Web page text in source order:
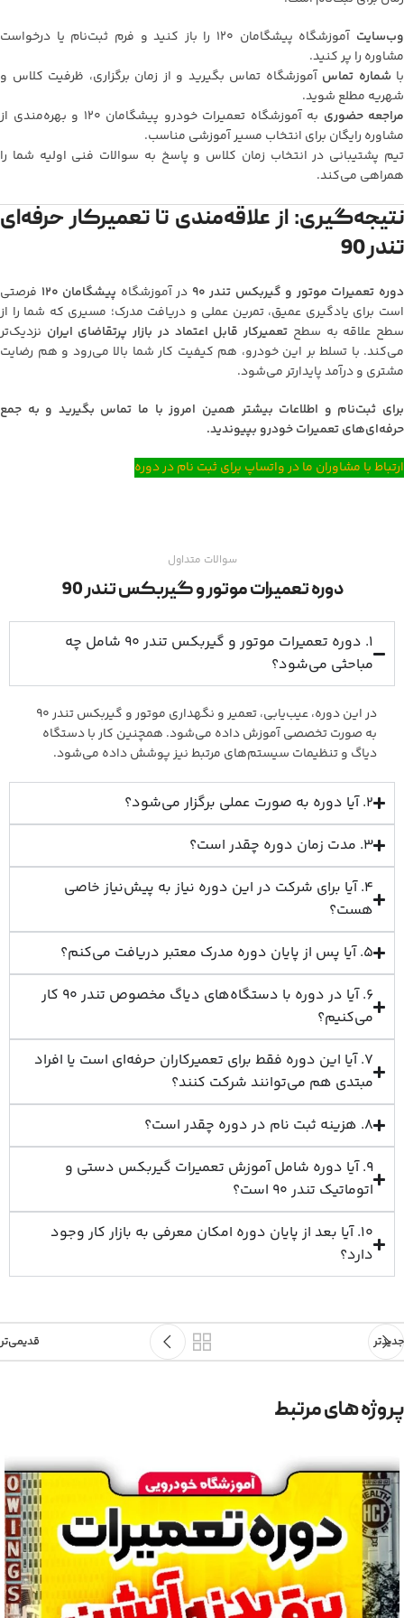
وب‌سایت
آموزشگاه پیشگامان 120 را باز کنید و فرم ثبت‌نام یا درخواست
مشاوره را پر کنید.
با شماره تماس آموزشگاه تماس بگیرید و از زمان برگزاری، ظرفیت کلاس و
شهریه مطلع شوید.
مراجعه حضوری
به آموزشگاه تعمیرات خودرو پیشگامان 120 و بهره‌مندی از
مشاوره رایگان برای انتخاب مسیر آموزشی مناسب.
تیم پشتیبانی در انتخاب زمان کلاس و پاسخ به سوالات فنی اولیه شما را
همراهی می‌کند.
نتیجه‌گیری: از علاقه‌مندی تا تعمیرکار حرفه‌ای
تندر 90
دوره تعمیرات موتور و گیربکس تندر 90 در آموزشگاه پیشگامان 120
فرصتی
است برای یادگیری عمیق، تمرین عملی و دریافت مدرک؛ مسیری که شما را از
سطح علاقه به سطح تعمیرکار قابل اعتماد در بازار پرتقاضای ایران نزدیک‌تر
می‌کند. با تسلط بر این خودرو، هم کیفیت کار شما بالا می‌رود و هم رضایت
مشتری و درآمد پایدارتر می‌شود.
برای ثبت‌نام و اطلاعات بیشتر همین امروز با ما تماس بگیرید و به جمع
حرفه‌ای‌های تعمیرات خودرو بپیوندید.
ارتباط با مشاوران ما در واتساپ برای ثبت نام در دوره
سوالات متداول
دوره تعمیرات موتور و گیربکس تندر 90
1. دوره تعمیرات موتور و گیربکس تندر 90 شامل چه
مباحثی می‌شود؟
در این دوره، عیب‌یابی، تعمیر و نگهداری موتور و گیربکس تندر 90
به صورت تخصصی آموزش داده می‌شود. همچنین کار با دستگاه
دیاگ و تنظیمات سیستم‌های مرتبط نیز پوشش داده می‌شود.
2. آیا دوره به صورت عملی برگزار می‌شود؟
3. مدت زمان دوره چقدر است؟
4. آیا برای شرکت در این دوره نیاز به پیش‌نیاز خاصی
هست؟
5. آیا پس از پایان دوره مدرک معتبر دریافت می‌کنم؟
6. آیا در دوره با دستگاه‌های دیاگ مخصوص تندر 90 کار
می‌کنیم؟
7. آیا این دوره فقط برای تعمیرکاران حرفه‌ای است یا افراد
مبتدی هم می‌توانند شرکت کنند؟
8. هزینه ثبت نام در دوره چقدر است؟
9. آیا دوره شامل آموزش تعمیرات گیربکس دستی و
اتوماتیک تندر 90 است؟
10. آیا بعد از پایان دوره امکان معرفی به بازار کار وجود
دارد؟
جدیدتر قدیمی‌تر
پروژه های مرتبط